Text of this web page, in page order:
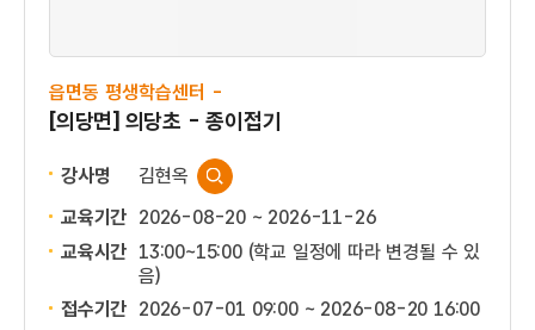
읍면동 평생학습센터 -
[의당면] 의당초 - 종이접기
강사명
김현옥
교육기간 2026-08-20 ~ 2026-11-26
교육시간 13:00~15:00 (학교 일정에 따라 변경될 수 있
음)
접수기간 2026-07-01 09:00 ~ 2026-08-20 16:00